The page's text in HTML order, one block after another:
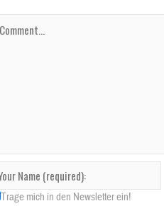
Trage mich in den Newsletter ein!